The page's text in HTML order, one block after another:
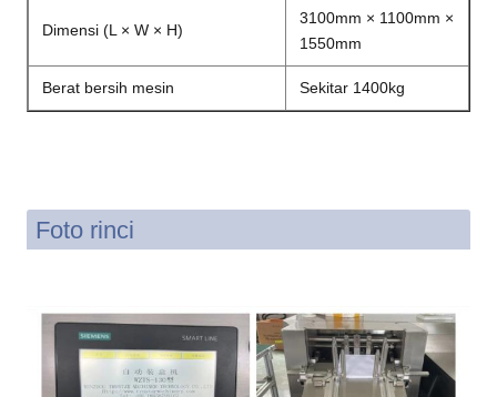
Dimensi (L × W × H)
3100mm × 1100mm ×
1550mm
Berat bersih mesin Sekitar 1400kg
Foto rinci